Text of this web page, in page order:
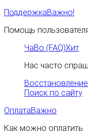
ПоддержкаВажно!
Помощь
ЧаВо (FAQ)Хит
Нас часто
Поиск по сайту
ОплатаВажно
Как можно оплатить